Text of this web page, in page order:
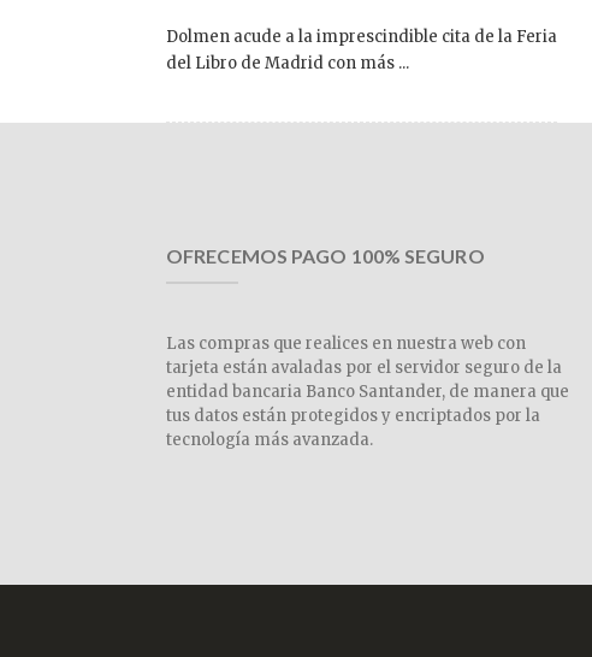
Dolmen acude a la imprescindible cita de la Feria
del Libro de Madrid con más ...
OFRECEMOS PAGO 100% SEGURO
Las compras que realices en nuestra web con
tarjeta están avaladas por el servidor seguro de la
entidad bancaria Banco Santander, de manera que
tus datos están protegidos y encriptados por la
tecnología más avanzada.